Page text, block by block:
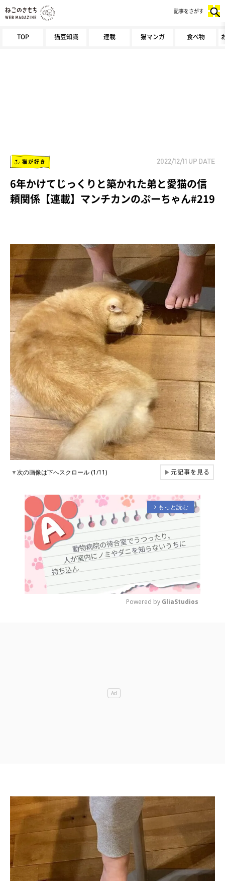
TOP 猫豆知識 連載 猫マンガ 食べ物
記事をさがす
猫が好き 2022/12/11 UP DATE
6年かけてじっくりと築かれた弟と愛猫の信
頼関係【連載】マンチカンのぷーちゃん#219
▼次の画像は下へスクロール (1/11) ▶元記事を見る
arrow_forward_ios もっと読む
Powered by GliaStudios